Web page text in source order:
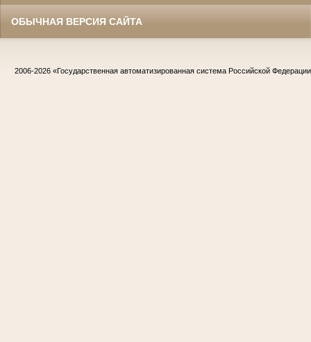
ОБЫЧНАЯ ВЕРСИЯ САЙТА
2006-2026 «Государственная автоматизированная система Российской